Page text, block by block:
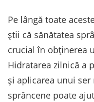
Pe lângă toate
știi că sănătatea
crucial în obținerea
Hidratarea zilnică a
și aplicarea unui
sprâncene poate